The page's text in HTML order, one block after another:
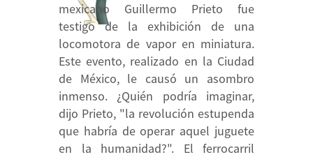
mexicano Guillermo Prieto fue
testigo de la exhibición de una
locomotora de vapor en miniatura.
Este evento, realizado en la Ciudad
de México, le causó un asombro
inmenso. ¿Quién podría imaginar,
dijo Prieto, "la revolución estupenda
que habría de operar aquel juguete
en la humanidad?". El ferrocarril